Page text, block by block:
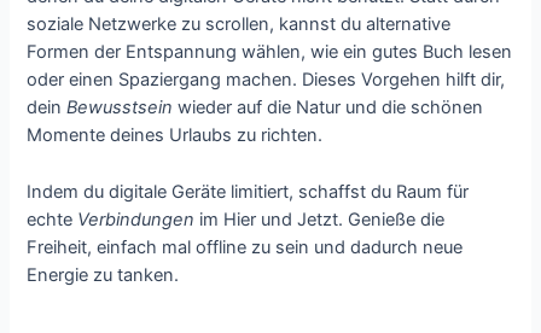
soziale Netzwerke zu scrollen, kannst du alternative
Formen der Entspannung wählen, wie ein gutes Buch lesen
oder einen Spaziergang machen. Dieses Vorgehen hilft dir,
deinBewusstsein wieder auf die Natur und die schönen
Momente deines Urlaubs zu richten.
Indem du digitale Geräte limitiert, schaffst du Raum für
echte Verbindungen im Hier und Jetzt. Genieße die
Freiheit, einfach mal offline zu sein und dadurch neue
Energie zu tanken.